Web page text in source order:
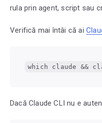
rula prin agent, script sau
Verifică mai întâi că ai
which claude &&
Dacă Claude CLI nu e